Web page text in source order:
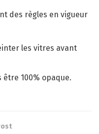
des règles en vigueur
les vitres avant
être 100% opaque.